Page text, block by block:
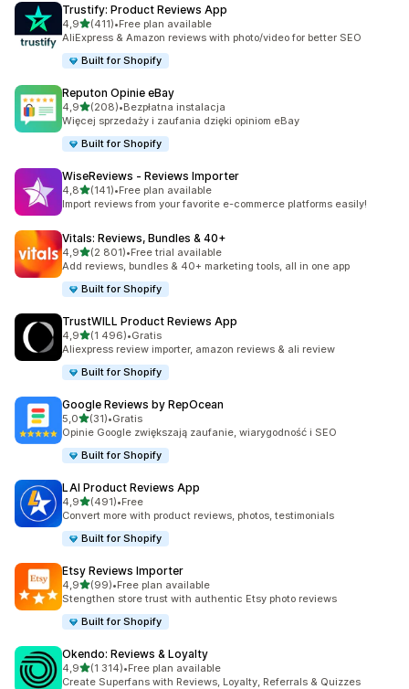
Trustify: Product Reviews App
4,9na 5 gwiazdek
(411)
Łączna liczba recenzji: 411
•Free plan available
AliExpress & Amazon reviews with photo/video for better SEO
Built for Shopify
Reputon Opinie eBay
4,9na 5 gwiazdek
(208)
Łączna liczba recenzji: 208
•Bezpłatna instalacja
Więcej sprzedaży i zaufania dzięki opiniom eBay
Built for Shopify
WiseReviews ‑ Reviews Importer
4,8na 5 gwiazdek
(141)
Łączna liczba recenzji: 141
•Free plan available
Import reviews from your favorite e-commerce platforms easily!
Vitals: Reviews, Bundles & 40+
4,9na 5 gwiazdek
(2 801)
Łączna liczba recenzji: 2801
•Free trial available
Add reviews, bundles & 40+ marketing tools, all in one app
Built for Shopify
TrustWILL Product Reviews App
4,9na 5 gwiazdek
(1 496)
Łączna liczba recenzji: 1496
•Gratis
Aliexpress review importer, amazon reviews & ali review
Built for Shopify
Google Reviews by RepOcean
5,0na 5 gwiazdek
(31)
Łączna liczba recenzji: 31
•Gratis
Opinie Google zwiększają zaufanie, wiarygodność i SEO
Built for Shopify
LAI Product Reviews App
4,9na 5 gwiazdek
(491)
Łączna liczba recenzji: 491
•Free
Convert more with product reviews, photos, testimonials
Built for Shopify
Etsy Reviews Importer
4,9na 5 gwiazdek
(99)
Łączna liczba recenzji: 99
•Free plan available
Stengthen store trust with authentic Etsy photo reviews
Built for Shopify
Okendo: Reviews & Loyalty
4,9na 5 gwiazdek
(1 314)
Łączna liczba recenzji: 1314
•Free plan available
Create Superfans with Reviews, Loyalty, Referrals & Quizzes